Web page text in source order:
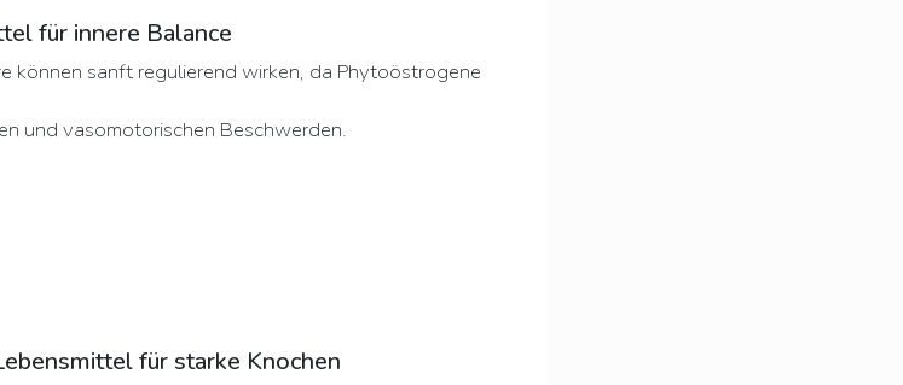
für innere Balance
können sanft regulierend wirken, da Phytoöstrogene
und vasomotorischen Beschwerden.
für starke Knochen